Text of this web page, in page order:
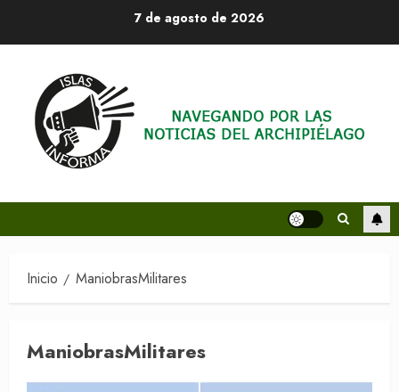
7 de agosto de 2026
Inicio ManiobrasMilitares
ManiobrasMilitares